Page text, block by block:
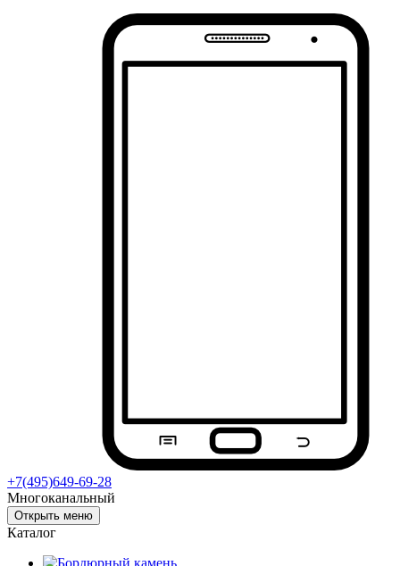
+7(495)649-69-28
Многоканальный
Открыть меню
Каталог